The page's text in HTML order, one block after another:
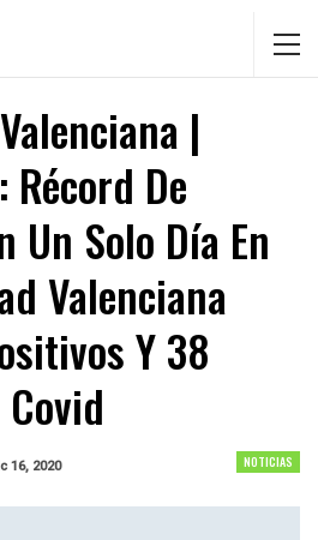
|
De
Un Solo Día En
Valenciana
Y 38
NOTICIAS
16, 2020